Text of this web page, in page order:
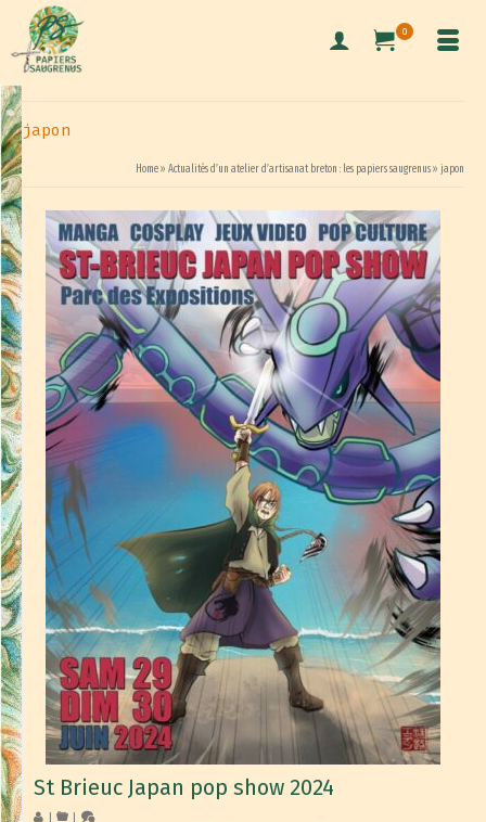
0
japon
Home» Actualités d’un atelier d’artisanat breton : les papiers saugrenus» japon
St Brieuc Japan pop show 2024